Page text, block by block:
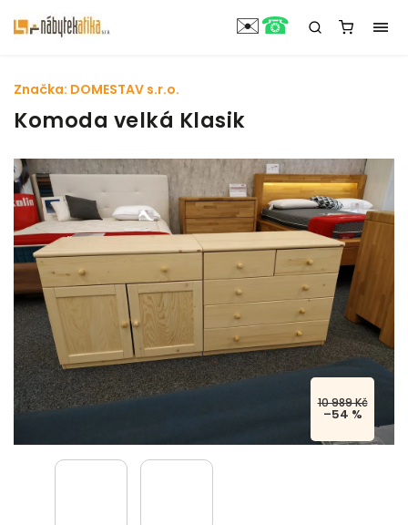
Komoda velká Klasik
10 989 Kč
–54 %
Značka: DOMESTAV s.r.o.
✉️☎